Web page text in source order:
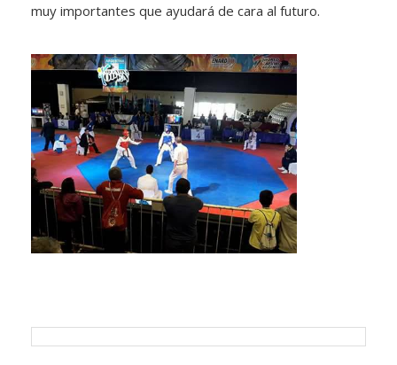
muy importantes que ayudará de cara al futuro.